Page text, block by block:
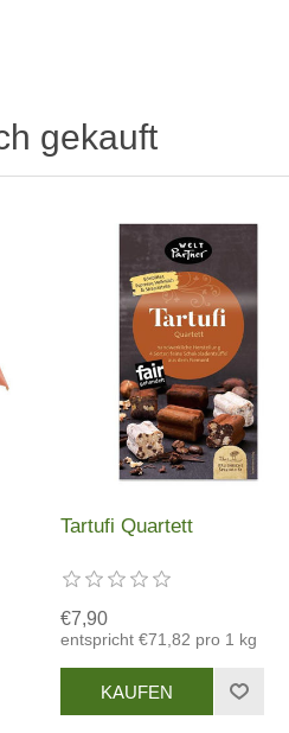
gekauft
Tartufi Quartett
€7,90
entspricht €71,82 pro 1 kg